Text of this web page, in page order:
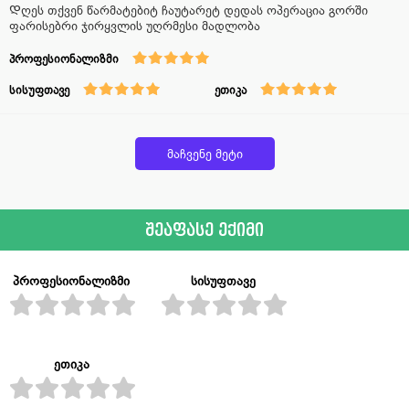
Დღეს თქვენ წარმატებიტ ჩაუტარეტ დედას ოპერაცია გორში
ფარისებრი ჯირყვლის უღრმესი მადლობა
პროფესიონალიზმი
სისუფთავე ეთიკა
მაჩვენე მეტი
შეაფასე ექიმი
პროფესიონალიზმი სისუფთავე
ეთიკა